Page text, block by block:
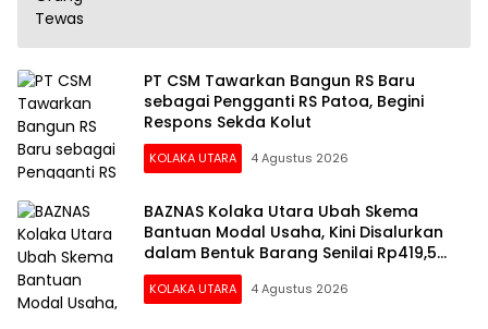
PT CSM Tawarkan Bangun RS Baru
sebagai Pengganti RS Patoa, Begini
Respons Sekda Kolut
KOLAKA UTARA 4 Agustus 2026
BAZNAS Kolaka Utara Ubah Skema
Bantuan Modal Usaha, Kini Disalurkan
dalam Bentuk Barang Senilai Rp419,5
Juta
KOLAKA UTARA 4 Agustus 2026